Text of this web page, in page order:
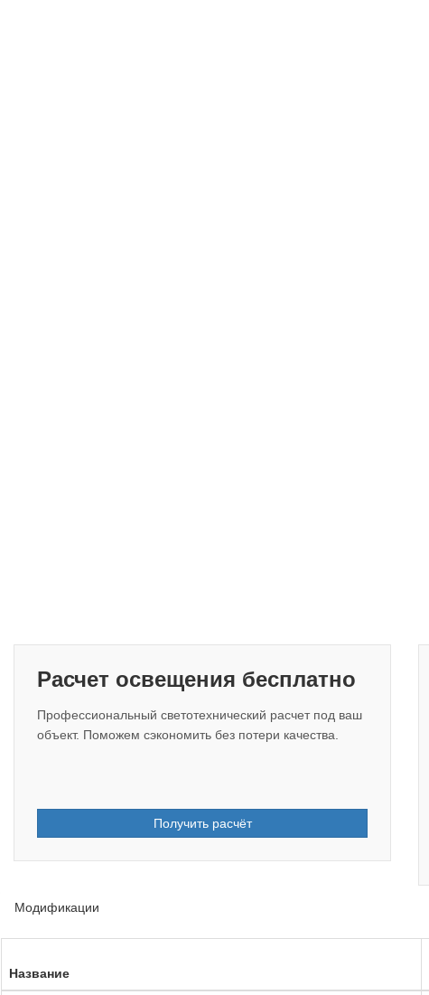
Расчет освещения бесплатно
Профессиональный светотехнический расчет под ваш
объект. Поможем сэкономить без потери качества.
Получить расчёт
Модификации
Название